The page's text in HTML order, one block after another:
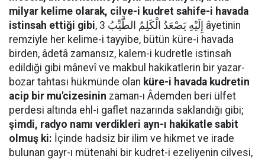
milyar kelime olarak, cilve-i kudret sahife-i havada
istinsah ettiği gibi, إِلَيْهِ يَصْعَدُ الْكَلِمُ الطَّيِّبُ 3 âyetinin
remziyle her kelime-i tayyibe, bütün küre-i havada
birden, âdetâ zamansız, kalem-i kudretle istinsah
edildiği gibi mânevî ve makbul hakikatlerin bir yazar-
bozar tahtası hükmünde olan küre-i havada kudretin
acip bir mu'cizesinin zaman-ı Âdemden beri ülfet
perdesi altında ehl-i gaflet nazarında saklandığı gibi;
şimdi, radyo namı verdikleri ayn-ı hakikatle sabit
olmuş ki: İçinde hadsiz bir ilim ve hikmet ve irade
bulunan gayr-ı mütenahi bir kudret-i ezeliyenin cilvesi,